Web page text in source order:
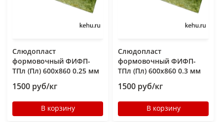
Слюдопласт
формовочный ФИФП-
ТПл (Пл) 600x860 0.25 мм
1500 руб/кг
В корзину
Слюдопласт
формовочный ФИФП-
ТПл (Пл) 600x860 0.3 мм
1500 руб/кг
В корзину